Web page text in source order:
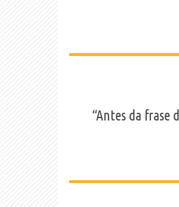
“Antes da frase